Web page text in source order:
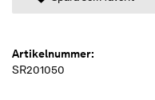
Artikelnummer:
SR201050